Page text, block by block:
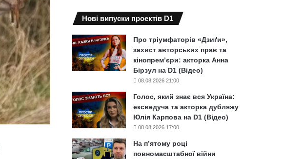
Нові випуски проектів D1
Про тріумфаторів «Дзиґи»,
захист авторських прав та
кінопрем’єри: акторка Анна
Бірзул на D1 (Відео)
08.08.2026 21:00
Голос, який знає вся Україна:
ексведуча та акторка дубляжу
Юлія Карпова на D1 (Відео)
08.08.2026 17:00
На п’ятому році
повномасштабної війни